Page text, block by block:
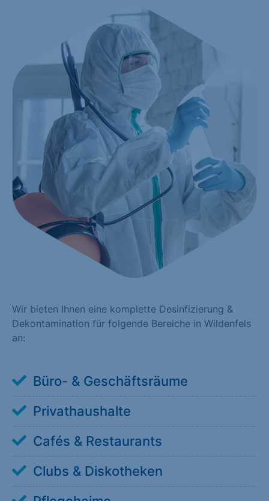
Wir bieten Ihnen eine komplette Desinfizierung &
Dekontamination für folgende Bereiche in Wildenfels
an:
Büro- & Geschäftsräume
Privathaushalte
Cafés & Restaurants
Clubs & Diskotheken